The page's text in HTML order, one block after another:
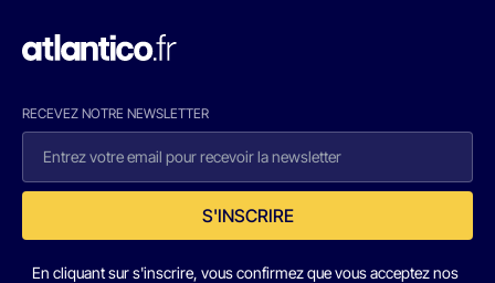
RECEVEZ NOTRE NEWSLETTER
S'INSCRIRE
En cliquant sur s'inscrire, vous confirmez que vous acceptez nos